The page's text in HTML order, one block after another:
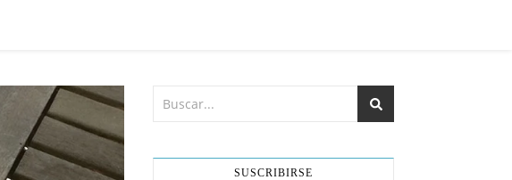
SUSCRIBIRSE